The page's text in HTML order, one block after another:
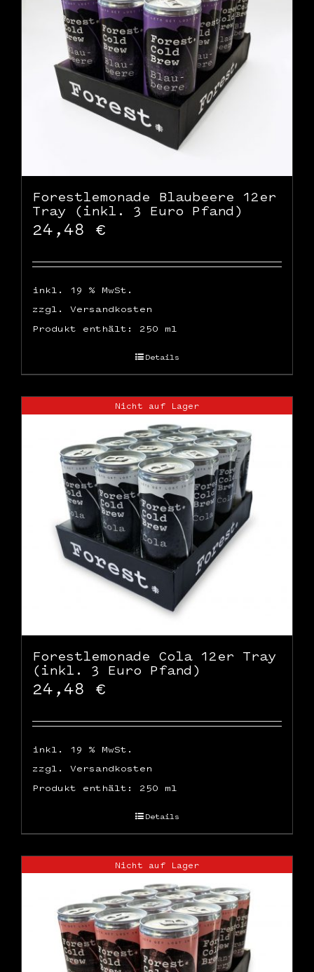
WooCommerce Warenkorb
Forestlemonade Blaubeere 12er
Tray (inkl. 3 Euro Pfand)
24,48 €
inkl. 19 % MwSt.
zzgl. Versandkosten
Produkt enthält: 250 ml
Details
Nicht auf Lager
Forestlemonade Cola 12er Tray
(inkl. 3 Euro Pfand)
24,48 €
inkl. 19 % MwSt.
zzgl. Versandkosten
Produkt enthält: 250 ml
Details
Nicht auf Lager